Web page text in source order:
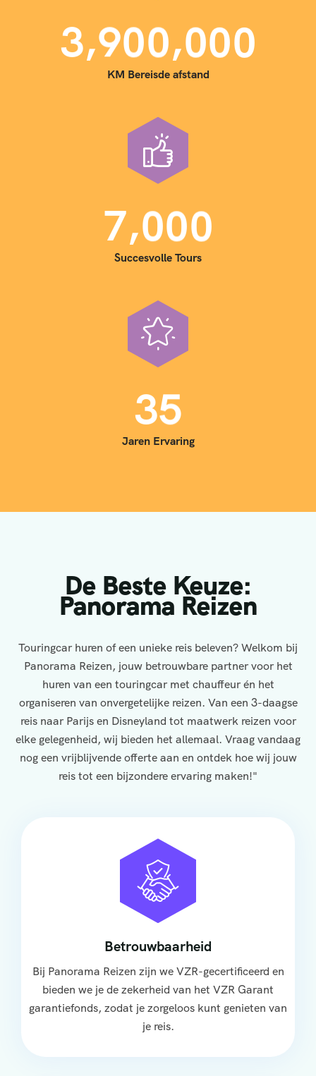
3,900,000
KM Bereisde afstand
7,000
Succesvolle Tours
35
Jaren Ervaring
De Beste Keuze:
Panorama Reizen
Touringcar huren of een unieke reis beleven? Welkom bij
Panorama Reizen, jouw betrouwbare partner voor het
huren van een touringcar met chauffeur én het
organiseren van onvergetelijke reizen. Van een 3-daagse
reis naar Parijs en Disneyland tot maatwerk reizen voor
elke gelegenheid, wij bieden het allemaal. Vraag vandaag
nog een vrijblijvende offerte aan en ontdek hoe wij jouw
reis tot een bijzondere ervaring maken!"
Betrouwbaarheid
Bij Panorama Reizen zijn we VZR-gecertificeerd en
bieden we je de zekerheid van het VZR Garant
garantiefonds, zodat je zorgeloos kunt genieten van
je reis.